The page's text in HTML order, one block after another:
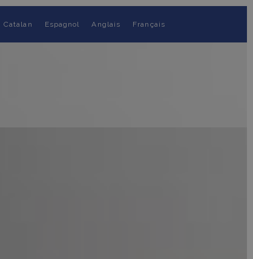
Catalan Espagnol Anglais Français